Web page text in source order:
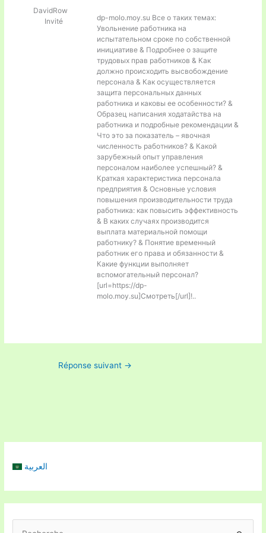
DavidRow
Invité
dp-molo.moy.su Все о таких темах:
Увольнение работника на
испытательном сроке по собственной
инициативе & Подробнее о защите
трудовых прав работников & Как
должно происходить высвобождение
персонала & Как осуществляется
защита персональных данных
работника и каковы ее особенности? &
Образец написания ходатайства на
работника и подробные рекомендации &
Что это за показатель – явочная
численность работников? & Какой
зарубежный опыт управления
персоналом наиболее успешный? &
Краткая характеристика персонала
предприятия & Основные условия
повышения производительности труда
работника: как повысить эффективность
& В каких случаях производится
выплата материальной помощи
работнику? & Понятие временный
работник его права и обязанности &
Какие функции выполняет
вспомогательный персонал?
[url=https://dp-
molo.moy.su]Смотреть[/url]!..
Réponse suivant →
العربية